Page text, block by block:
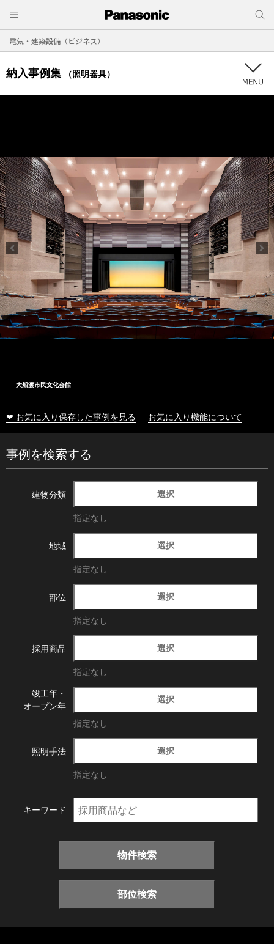
電気・建築設備（ビジネス）
納入事例集 （照明器具）
大船渡市民文化会館
❤ お気に入り保存した事例を見る お気に入り機能について
事例を検索する
建物分類 選択
指定なし
地域 選択
指定なし
部位 選択
指定なし
採用商品 選択
指定なし
竣工年・
オープン年
選択
指定なし
照明手法 選択
指定なし
キーワード
物件検索
部位検索